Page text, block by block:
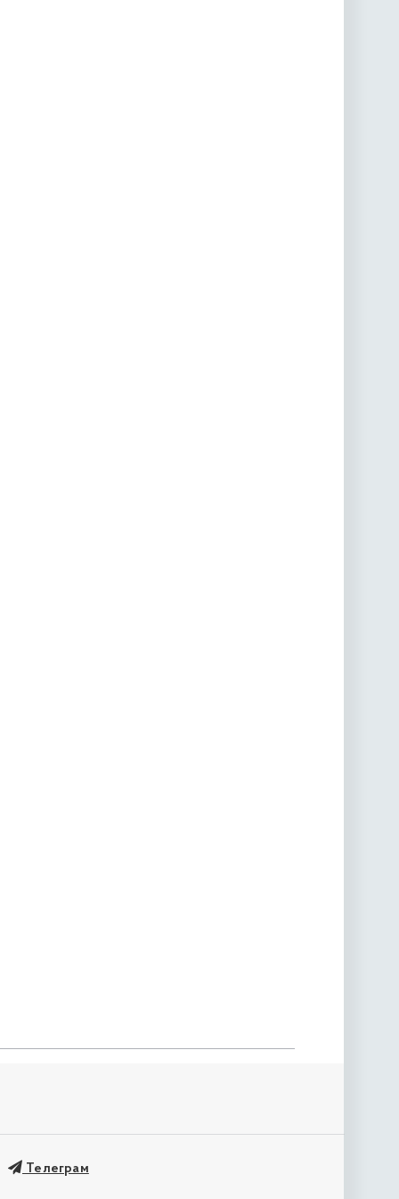
Телеграм